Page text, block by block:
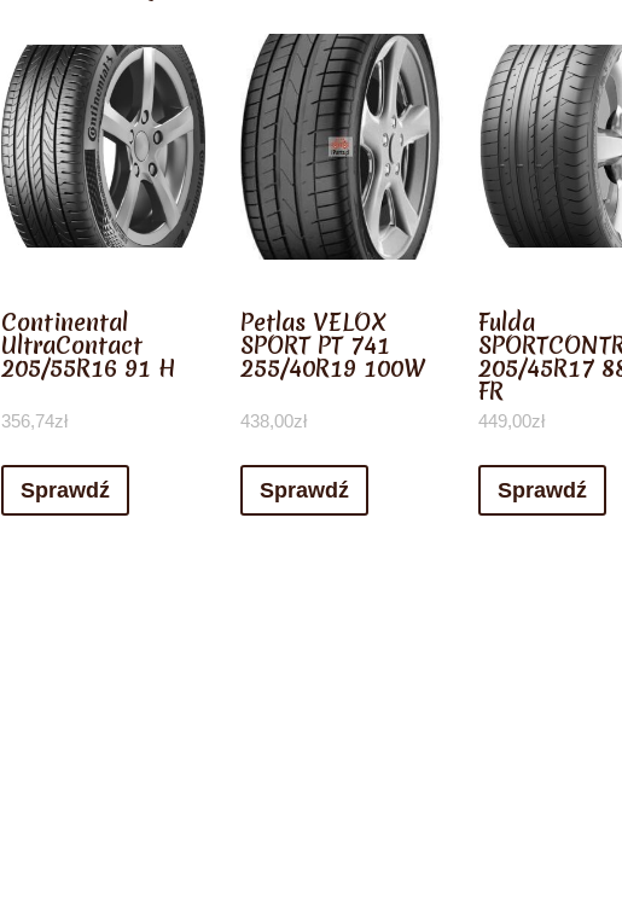
Continental
UltraContact
205/55R16 91 H
356,74zł
Sprawdź
Petlas VELOX
SPORT PT 741
255/40R19 100W
438,00zł
Sprawdź
Fulda
205/45R17
FR
449,00zł
Sprawdź